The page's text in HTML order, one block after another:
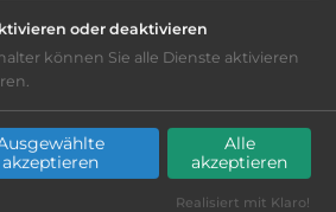
ansprechend
laut
oder deaktivieren
können Sie alle Dienste aktivieren
akzeptieren
Alle
akzeptieren
Realisiert mit Klaro!